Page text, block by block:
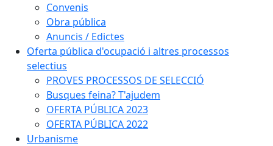
Convenis
Obra pública
Anuncis / Edictes
Oferta pública d'ocupació i altres processos
selectius
PROVES PROCESSOS DE SELECCIÓ
Busques feina? T'ajudem
OFERTA PÚBLICA 2023
OFERTA PÚBLICA 2022
Urbanisme